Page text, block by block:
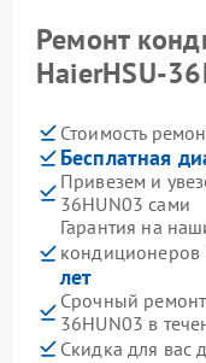
Ремонт
HaierHSU-
Стоимость
Бесплатная
Привезем и
36HUN03 сами
Гарантия на
кондиционеров
лет
Срочный
36HUN03 в
Скидка для вас